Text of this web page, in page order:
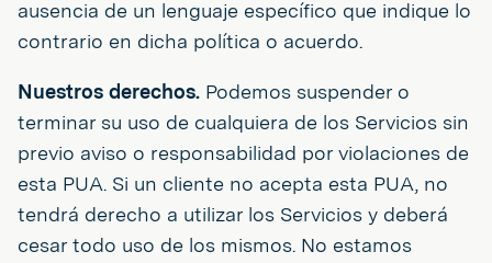
ausencia de un lenguaje específico que indique lo
contrario en dicha política o acuerdo.
Nuestros derechos. Podemos suspender o
terminar su uso de cualquiera de los Servicios sin
previo aviso o responsabilidad por violaciones de
esta PUA. Si un cliente no acepta esta PUA, no
tendrá derecho a utilizar los Servicios y deberá
cesar todo uso de los mismos. No estamos